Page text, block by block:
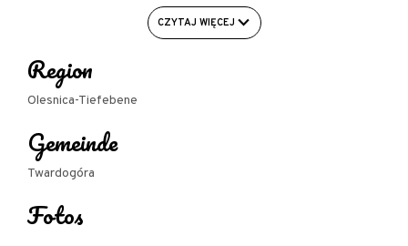
sportlichen Form ist, und bemühen uns daher, die
aktuellen Erwartungen zu erfüllen. Wir legen die
Art der Mahlzeiten und den Zeitpunkt ihrer
Einnahme mit jedem Kunden individuell fest und
bewusst, dass spezielle Diätwünsche oft eine
wesentliche Voraussetzung auf dem Weg zum
sportlichen Erfolg sind. Alle Einrichtungen,
einschließlich der Unterkünfte, die die
CZYTAJ WIĘCEJ
Region
Olesnica-Tiefebene
Gemeinde
Twardogóra
Fotos